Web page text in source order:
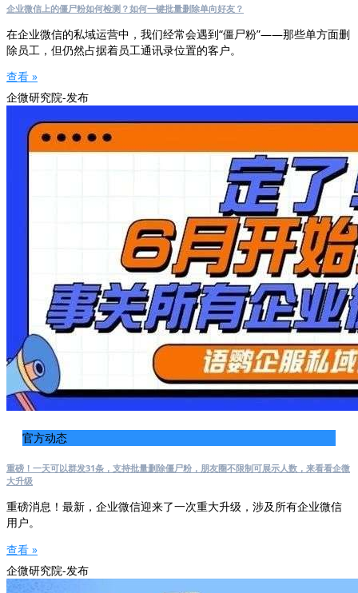
企业微信上的僵尸粉如何检测？如何一键批量删除单向好友？
在企业微信的私域运营中，我们经常会遇到“僵尸粉”——那些单方面删
除员工，但仍然占据着员工通讯录位置的客户。
查看 »
企微研究院-发布
官方动态
重磅！一天可以群发31条，支持批量删除僵尸粉，朋友圈不限制可展示人数，来看看企微
大升级
重磅消息！最新，企业微信迎来了一次重大升级，涉及所有企业微信
用户。
查看 »
企微研究院-发布